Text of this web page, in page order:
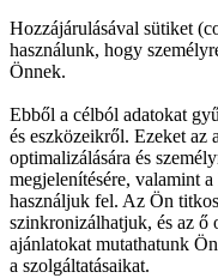
Hozzájárulásával sütiket
használunk, hogy
Önnek.
Ebből a célból adatokat
és eszközeikről. Ezeket az
optimalizálására és
megjelenítésére, valamint
használjuk fel. Az Ön
szinkronizálhatjuk, és az ő
ajánlatokat mutathatunk
a szolgáltatásaikat.